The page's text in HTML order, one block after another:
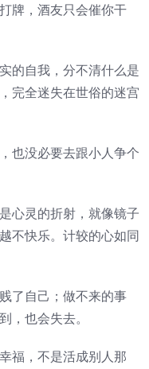
牌，酒友只会催你干
的自我，分不清什么是
完全迷失在世俗的迷宫
也没必要去跟小人争个
心灵的折射，就像镜子
不快乐。计较的心如同
了自己；做不来的事
也会失去。
福，不是活成别人那